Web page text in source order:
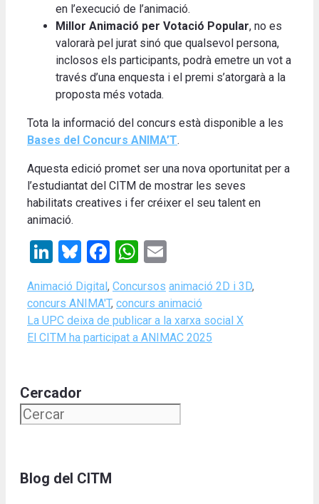
en l’execució de l’animació.
Millor Animació per Votació Popular, no es
valorarà pel jurat sinó que qualsevol persona,
inclosos els participants, podrà emetre un vot a
través d’una enquesta i el premi s’atorgarà a la
proposta més votada.
Tota la informació del concurs està disponible a les
Bases del Concurs ANIMA’T.
Aquesta edició promet ser una nova oportunitat per a
l’estudiantat del CITM de mostrar les seves
habilitats creatives i fer créixer el seu talent en
animació.
LinkedIn
Bluesky
Facebook
WhatsApp
Categories
Animació Digital , Concursos Tags
animació 2D i 3D,
concurs ANIMA'T, concurs animació
La UPC deixa de publicar a la xarxa social X
El CITM ha participat a ANIMAC 2025
Cercador
Blog del CITM